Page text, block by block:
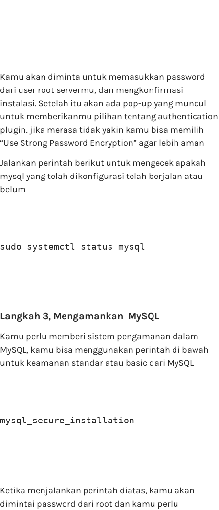
Kamu akan diminta untuk memasukkan password
dari user root servermu, dan mengkonfirmasi
instalasi. Setelah itu akan ada pop-up yang muncul
untuk memberikanmu pilihan tentang authentication
plugin, jika merasa tidak yakin kamu bisa memilih
“Use Strong Password Encryption” agar lebih aman
Jalankan perintah berikut untuk mengecek apakah
mysql yang telah dikonfigurasi telah berjalan atau
belum
sudo systemctl status mysql
Langkah 3, Mengamankan MySQL
Kamu perlu memberi sistem pengamanan dalam
MySQL, kamu bisa menggunakan perintah di bawah
untuk keamanan standar atau basic dari MySQL
mysql_secure_installation
Ketika menjalankan perintah diatas, kamu akan
dimintai password dari root dan kamu perlu